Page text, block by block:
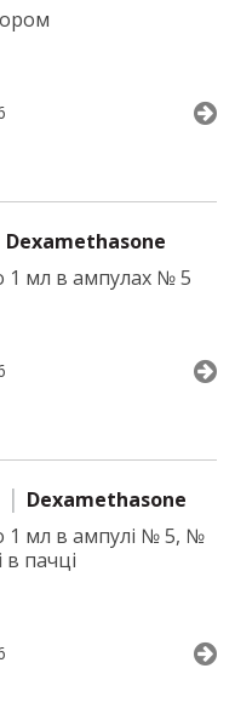
Dexamethasone
1 мл в ампулах № 5
Dexamethasone
1 мл в ампулі № 5, №
в пачці